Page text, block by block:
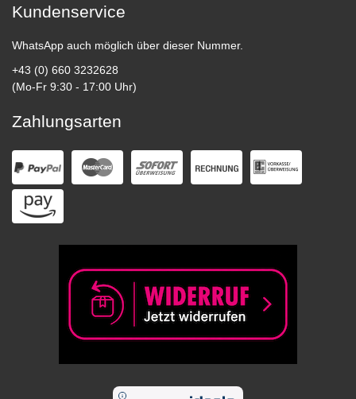
Kundenservice
WhatsApp auch möglich über dieser Nummer.
+43 (0) 660 3232628
(Mo-Fr 9:30 - 17:00 Uhr)
Zahlungsarten